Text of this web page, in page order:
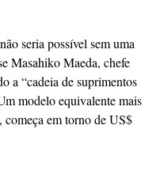
seria possível sem uma
Masahiko Maeda, chefe
a “cadeia de suprimentos
modelo equivalente mais
em torno de US$